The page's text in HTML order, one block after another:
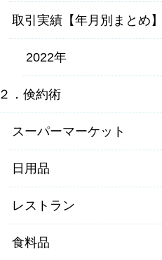
取引実績【年月別まとめ】
2022年
２．倹約術
スーパーマーケット
日用品
レストラン
食料品